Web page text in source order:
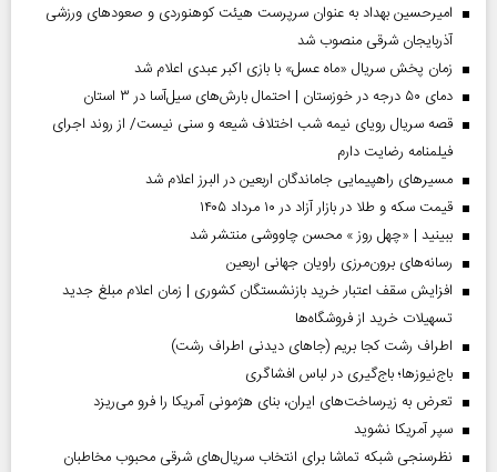
امیرحسین بهداد به عنوان سرپرست هیئت کوهنوردی و صعودهای ورزشی
آذربایجان شرقی منصوب شد
زمان پخش سریال «ماه عسل» با بازی اکبر عبدی اعلام شد
دمای ۵۰ درجه در خوزستان | احتمال بارش‌های سیل‌آسا در ۳ استان
قصه سریال رویای نیمه شب اختلاف شیعه و سنی نیست/ از روند اجرای
فیلمنامه رضایت دارم
مسیر‌های راهپیمایی جاماندگان اربعین در البرز اعلام شد
قیمت سکه و طلا در بازار آزاد در ۱۰ مرداد ۱۴۰۵
ببینید | «چهل روز » محسن چاووشی منتشر شد
رسانه‌های برون‌مرزی راویان جهانی اربعین
افزایش سقف اعتبار خرید بازنشستگان کشوری | زمان اعلام مبلغ جدید
تسهیلات خرید از فروشگاه‌ها
اطراف رشت کجا بریم (جاهای دیدنی اطراف رشت)
باج‌نیوزها؛ باج‌گیری در لباس افشاگری
تعرض به زیرساخت‌های ایران، بنای هژمونی آمریکا را فرو می‌ریزد
سپر آمریکا نشوید
نظرسنجی شبکه تماشا برای انتخاب سریال‌های شرقی محبوب مخاطبان